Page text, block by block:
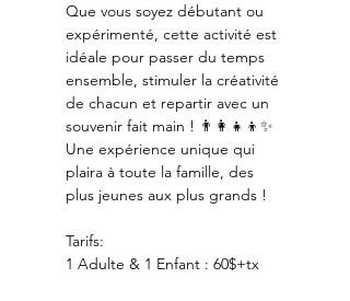
Que vous soyez débutant ou
expérimenté, cette activité est
idéale pour passer du temps
ensemble, stimuler la créativité
de chacun et repartir avec un
souvenir fait main ! 👨‍👩‍👧‍👦✨
Une expérience unique qui
plaira à toute la famille, des
plus jeunes aux plus grands !
Tarifs:
1 Adulte & 1 Enfant : 60$+tx